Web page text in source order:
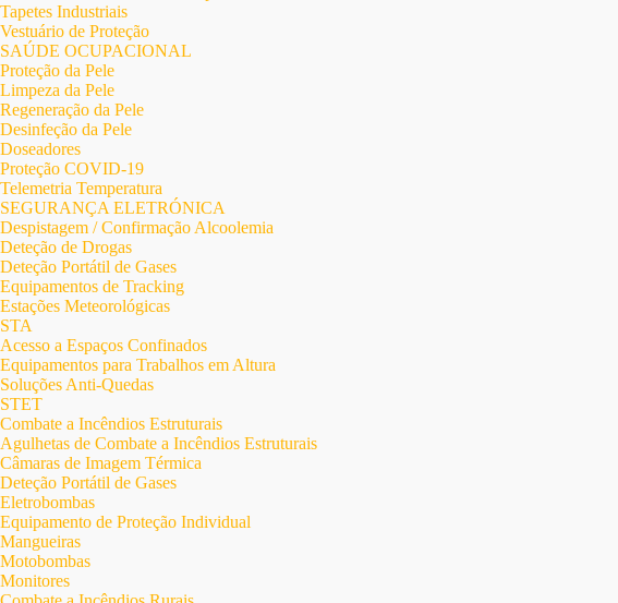
Tapetes Industriais
Vestuário de Proteção
SAÚDE OCUPACIONAL
Proteção da Pele
Limpeza da Pele
Regeneração da Pele
Desinfeção da Pele
Doseadores
Proteção COVID-19
Telemetria Temperatura
SEGURANÇA ELETRÓNICA
Despistagem / Confirmação Alcoolemia
Deteção de Drogas
Deteção Portátil de Gases
Equipamentos de Tracking
Estações Meteorológicas
STA
Acesso a Espaços Confinados
Equipamentos para Trabalhos em Altura
Soluções Anti-Quedas
STET
Combate a Incêndios Estruturais
Agulhetas de Combate a Incêndios Estruturais
Câmaras de Imagem Térmica
Deteção Portátil de Gases
Eletrobombas
Equipamento de Proteção Individual
Mangueiras
Motobombas
Monitores